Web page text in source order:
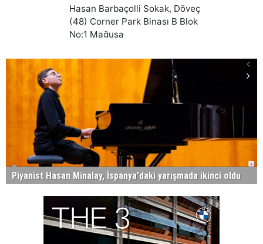
Piyanist Hasan Minalay, İspanya'daki yarışmada ikinci oldu